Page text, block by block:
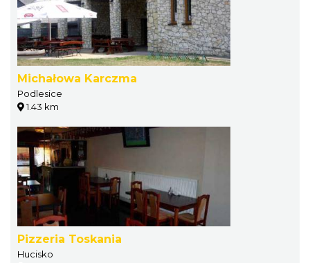
Michałowa Karczma
Podlesice
1.43 km
Pizzeria Toskania
Hucisko